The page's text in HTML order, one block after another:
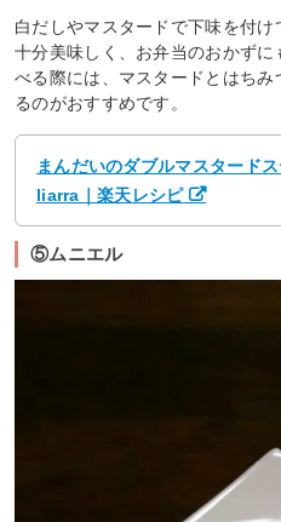
白だしやマスタードで下味を付
十分美味しく、お弁当のおかず
べる際には、マスタードとはち
るのがおすすめです。
まんだいのダブルマスタード
liarra｜楽天レシピ
⑤ムニエル